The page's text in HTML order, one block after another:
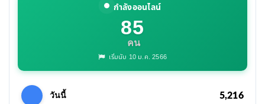
กำลังออนไลน์
85
คน
เริ่มนับ 10 ม.ค. 2566
วันนี้ 5,216